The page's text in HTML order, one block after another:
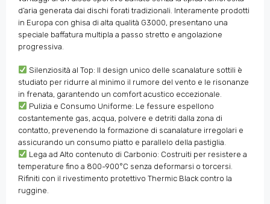
d’aria generata dai dischi forati tradizionali. Interamente prodotti
in Europa con ghisa di alta qualità G3000, presentano una
speciale baffatura multipla a passo stretto e angolazione
progressiva.
Silenziosità al Top: Il design unico delle scanalature sottili è
studiato per ridurre al minimo il rumore del vento e le risonanze
in frenata, garantendo un comfort acustico eccezionale.
Pulizia e Consumo Uniforme: Le fessure espellono
costantemente gas, acqua, polvere e detriti dalla zona di
contatto, prevenendo la formazione di scanalature irregolari e
assicurando un consumo piatto e parallelo della pastiglia.
Lega ad Alto contenuto di Carbonio: Costruiti per resistere a
temperature fino a 800-900°C senza deformarsi o torcersi.
Rifiniti con il rivestimento protettivo Thermic Black contro la
ruggine.